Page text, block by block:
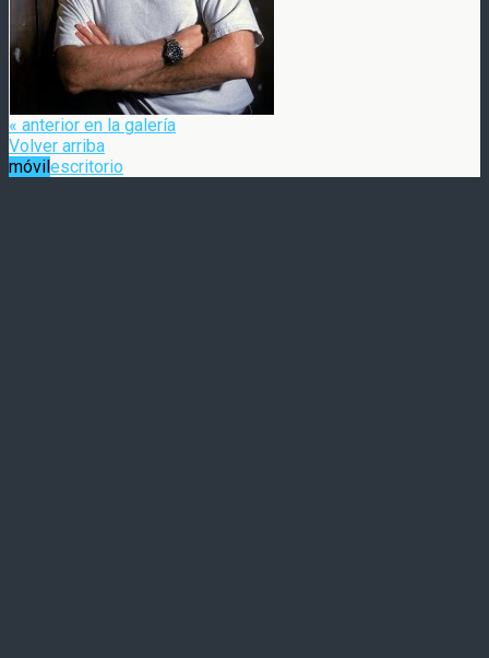
« anterior en la galería
Volver arriba
móvilescritorio